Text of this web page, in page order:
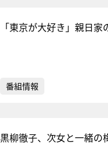
「東京が大好き」親日
番組情報
黒柳徹子、次女と一緒の